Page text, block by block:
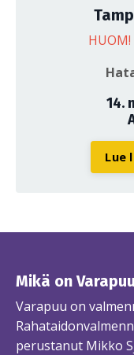
14.
Lue
Mikä on
Varapuu on
perustanut Mikko